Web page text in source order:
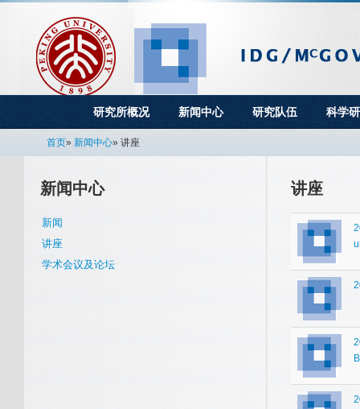
研究所概况 新闻中心 研究队伍 科学
首页» 新闻中心» 讲座
新闻中心
新闻
讲座
学术会议及论坛
讲座